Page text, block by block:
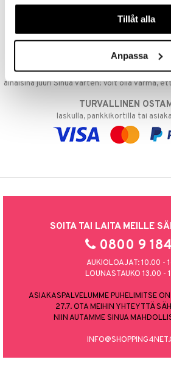
våra cookies vid fortsatt
Tillåt alla
Anpassa
NOPEAT
päivänä
EDULLISET
Ostamalla suuria eriä tuotteita
alhaisina juuri Sinua varten! Voit olla varma,
TURVALLINEN
laskulla, pankkikortilla tai
SOITA TAI LAITA MEILLE
0800 9
AUKIOLOAJAT: 10.00 -
LOUNASTAUKO 13.00 -
ASIAKASPALVELUMME PUHELIMITSE
27.7. OTA MEIHIN YHTEYTTÄ
NIIN AUTAMME SINUA